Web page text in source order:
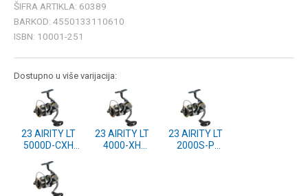
ŠIFRA ARTIKLA: 60389
BARKOD: 4550133110610
ISBN: 10001-251
Dostupno u više varijacija:
23 AIRITY LT
5000D-CXH
23 AIRITY LT
4000-XH
23 AIRITY LT
2000S-P